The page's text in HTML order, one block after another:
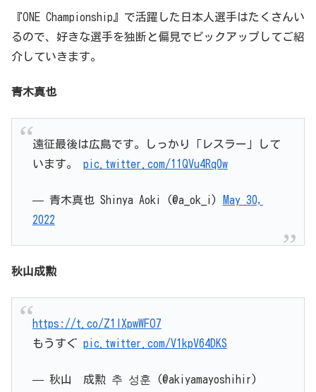
『ONE Championship』で活躍した日本人選手はたくさんい
るので、好きな選手を独断と偏見でピックアップしてご紹
介していきます。
青木真也
遠征最後は広島です。しっかり「レスラー」して
います。 pic.twitter.com/11QVu4Rq0w
— 青木真也 Shinya Aoki (@a_ok_i)
May 30,
2022
秋山成勲
https://t.co/Z1IXpwWFO7
もうすぐ pic.twitter.com/V1kpV64DKS
— 秋山 成勲 추 성훈 (@akiyamayoshihir)